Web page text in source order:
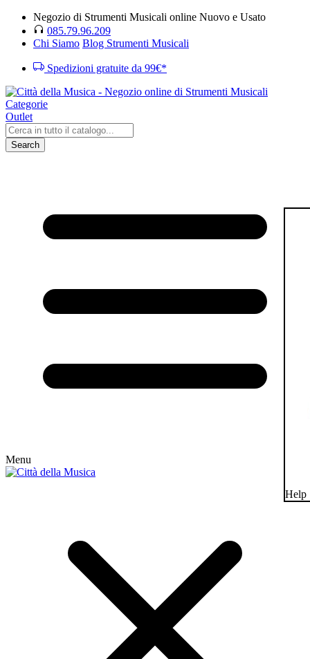
Negozio di Strumenti Musicali online Nuovo e Usato
085.79.96.209
Chi Siamo Blog Strumenti Musicali
Spedizioni gratuite da 99€*
Categorie
Outlet
Search
Menu
Help